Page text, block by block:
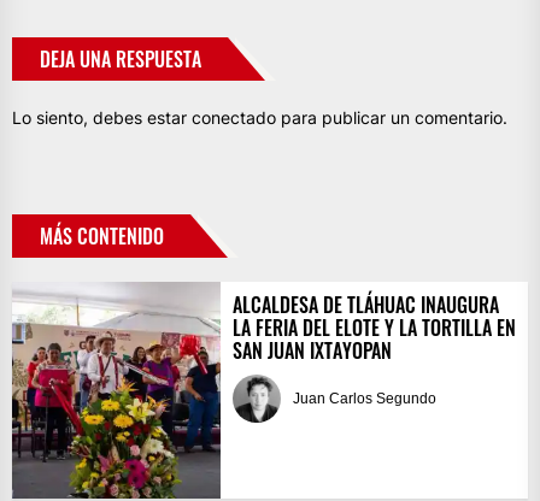
DEJA UNA RESPUESTA
Lo siento, debes estar conectado para publicar un comentario.
MÁS CONTENIDO
ALCALDESA DE TLÁHUAC INAUGURA
LA FERIA DEL ELOTE Y LA TORTILLA EN
SAN JUAN IXTAYOPAN
Juan Carlos Segundo